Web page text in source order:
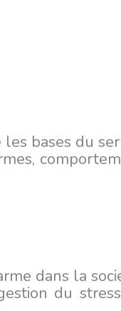
bases du
dans la
du